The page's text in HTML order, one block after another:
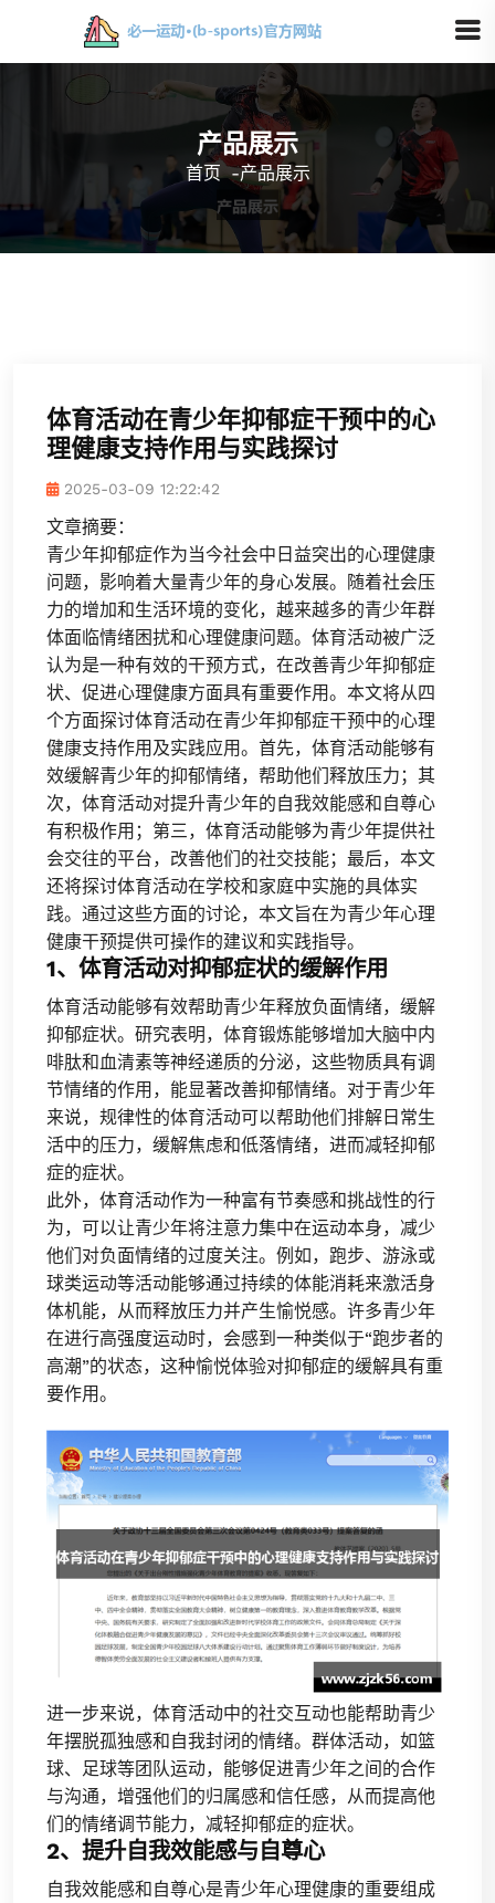
产品展示
首页 -产品展示
体育活动在青少年抑郁症干预中的心
理健康支持作用与实践探讨
2025-03-09 12:22:42
文章摘要：
青少年抑郁症作为当今社会中日益突出的心理健康
问题，影响着大量青少年的身心发展。随着社会压
力的增加和生活环境的变化，越来越多的青少年群
体面临情绪困扰和心理健康问题。体育活动被广泛
认为是一种有效的干预方式，在改善青少年抑郁症
状、促进心理健康方面具有重要作用。本文将从四
个方面探讨体育活动在青少年抑郁症干预中的心理
健康支持作用及实践应用。首先，体育活动能够有
效缓解青少年的抑郁情绪，帮助他们释放压力；其
次，体育活动对提升青少年的自我效能感和自尊心
有积极作用；第三，体育活动能够为青少年提供社
会交往的平台，改善他们的社交技能；最后，本文
还将探讨体育活动在学校和家庭中实施的具体实
践。通过这些方面的讨论，本文旨在为青少年心理
健康干预提供可操作的建议和实践指导。
1、体育活动对抑郁症状的缓解作用
体育活动能够有效帮助青少年释放负面情绪，缓解
抑郁症状。研究表明，体育锻炼能够增加大脑中内
啡肽和血清素等神经递质的分泌，这些物质具有调
节情绪的作用，能显著改善抑郁情绪。对于青少年
来说，规律性的体育活动可以帮助他们排解日常生
活中的压力，缓解焦虑和低落情绪，进而减轻抑郁
症的症状。
此外，体育活动作为一种富有节奏感和挑战性的行
为，可以让青少年将注意力集中在运动本身，减少
他们对负面情绪的过度关注。例如，跑步、游泳或
球类运动等活动能够通过持续的体能消耗来激活身
体机能，从而释放压力并产生愉悦感。许多青少年
在进行高强度运动时，会感到一种类似于“跑步者的
高潮”的状态，这种愉悦体验对抑郁症的缓解具有重
要作用。
进一步来说，体育活动中的社交互动也能帮助青少
年摆脱孤独感和自我封闭的情绪。群体活动，如篮
球、足球等团队运动，能够促进青少年之间的合作
与沟通，增强他们的归属感和信任感，从而提高他
们的情绪调节能力，减轻抑郁症的症状。
2、提升自我效能感与自尊心
自我效能感和自尊心是青少年心理健康的重要组成